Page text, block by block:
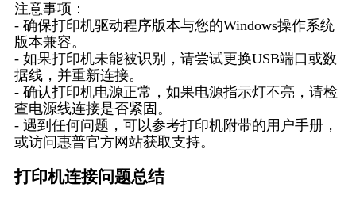
注意事项：
- 确保打印机驱动程序版本与您的Windows操作系统
版本兼容。
- 如果打印机未能被识别，请尝试更换USB端口或数
据线，并重新连接。
- 确认打印机电源正常，如果电源指示灯不亮，请检
查电源线连接是否紧固。
- 遇到任何问题，可以参考打印机附带的用户手册，
或访问惠普官方网站获取支持。
打印机连接问题总结